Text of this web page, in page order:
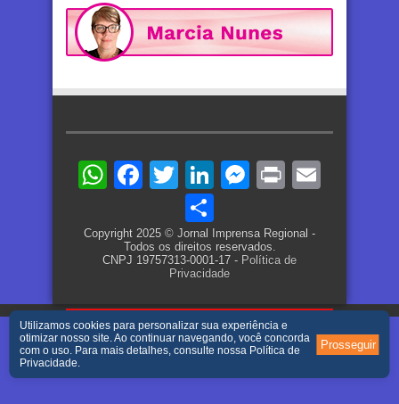
WhatsApp
Facebook
TwitterLinkedIn
Messenger
Print
Copyright 2025 © Jornal Imprensa Regional -
Todos os direitos reservados.
CNPJ 19757313-0001-17 - Política de
Privacidade
Utilizamos cookies para personalizar sua experiência e
otimizar nosso site. Ao continuar navegando, você concorda
com o uso. Para mais detalhes, consulte nossa Política de
Privacidade.
Prosseguir